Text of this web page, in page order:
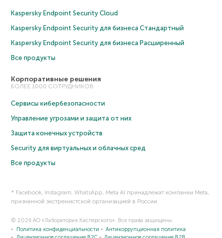
Kaspersky Endpoint Security Cloud
Kaspersky Endpoint Security для бизнеса Cтандартный
Kaspersky Endpoint Security для бизнеса Расширенный
Все продукты
Корпоративные решения
БОЛЕЕ 1000 СОТРУДНИКОВ
Сервисы кибербезопасности
Управление угрозами и защита от них
Защита конечных устройств
Security для виртуальных и облачных сред
Все продукты
* Facebook, Instagram, WhatsApp, Meta AI принадлежат компании Meta,
признанной экстремистской организацией в России.
© 2026 АО «Лаборатория Касперского». Все права защищены.
Политика конфиденциальности
Антикоррупционная политика